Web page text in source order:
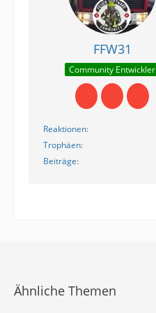
FFW31
Community Entwickler
Reaktionen
Trophäen
Beiträge
Ähnliche Themen